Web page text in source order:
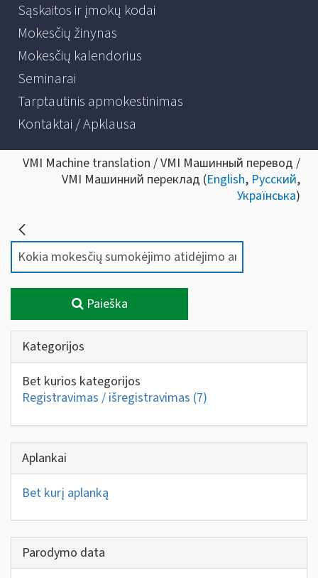
Sąskaitos ir įmokų kodai
Mokesčių žinynas
Mokesčių kalendorius
Seminarai
Tarptautinis apmokestinimas
Kontaktai / Apklausa
VMI Machine translation / VMI Машинный перевод /
VMI Машинний переклад (English, Русский,
Українська)
Paieška
Kategorijos
Bet kurios kategorijos
Registravimas / išregistravimas (7)
Aplankai
Bet kurį aplanką
Parodymo data